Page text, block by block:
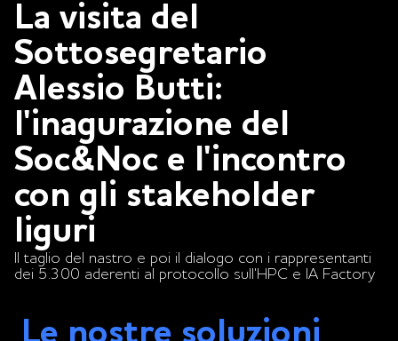
La visita del
Sottosegretario
Alessio Butti:
l'inagurazione del
Soc&Noc e l'incontro
con gli stakeholder
liguri
Il taglio del nastro e poi il dialogo con i rappresentanti
dei 5.300 aderenti al protocollo sull'HPC e IA Factory